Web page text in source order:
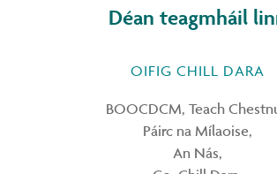
Déan teagmháil
OIFIG CHILL DARA
BOOCDCM, Teach
Páirc na Mílaoise,
An Nás,